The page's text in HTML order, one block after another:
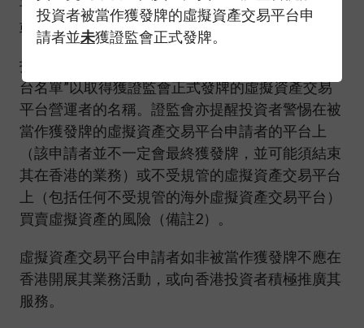
平台是否有對其向證監會申請牌照的情況作出失實
或誤導性的陳述。
投資者應參閲以上證監會的“持牌虛擬資產交易平
台名單”以取得獲證監會正式發牌的虛擬資產交易
平台營運者的名稱。證監會亦提醒投資者警惕在被
當作獲發牌的虛擬資產交易平台申請者的平台上
（該申請者並不一定會最終獲發牌，並可能須結束
其在香港的業務）或不受規管的虛擬資產交易平台
上（包括任何不受規管的海外虛擬資產交易平台）
買賣虛擬資產的風險（備註2）。
虛擬資產交易平台申請者如非被當作獲發牌不應在
香港開展其業務活動，或向香港投資者積極推廣其
服務。
投資者被當作獲發牌的虛擬資產交易平台申
請者並未獲證監會正式發牌。